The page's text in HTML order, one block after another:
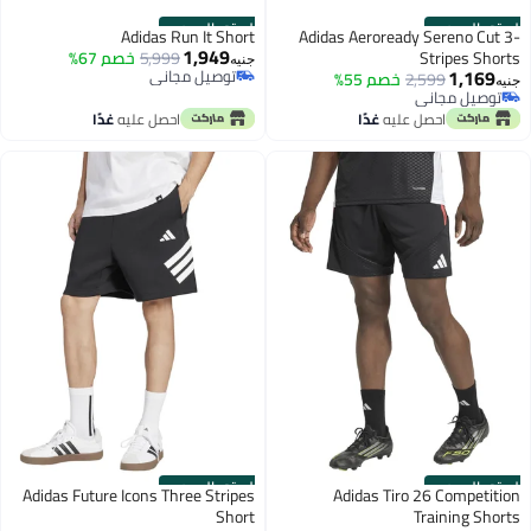
الستور الرسمي
Adidas Aeroready Sereno Cut 3-
Stripes Shorts
جنيه1,169
2,599خصم 55%
توصيل مجاني
توصيل مجانياحصل عليهغدًا
الستور الرسمي
Adidas Run It Short
جنيه1,949
5,999خصم 67%
توصيل مجاني
توصيل مجاني
احصل عليهغدًا
الستور الرسمي
Adidas Tiro 26 Competition
Training Shorts
الستور الرسمي
Adidas Future Icons Three Stripes
Short